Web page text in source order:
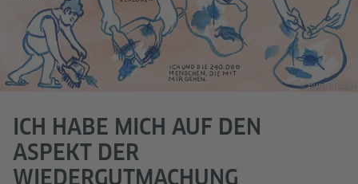
© Burcu Türker
ICH HABE MICH AUF DEN
ASPEKT DER
WIEDERGUTMACHUNG